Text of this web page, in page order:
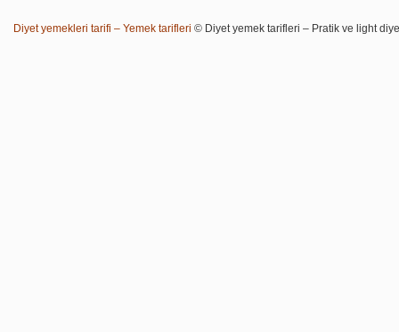
Diyet yemekleri tarifi – Yemek tarifleri © Diyet yemek tarifleri – Pratik ve light